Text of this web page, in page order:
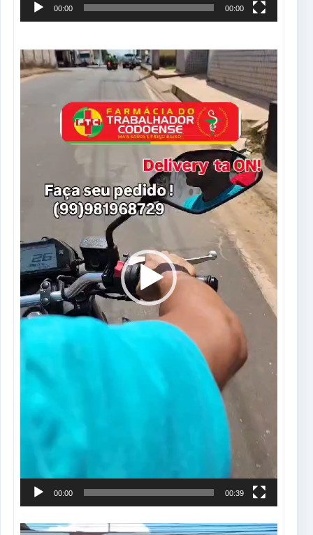
00:00 00:00
Tocador
de
00:00 00:39
Tocador